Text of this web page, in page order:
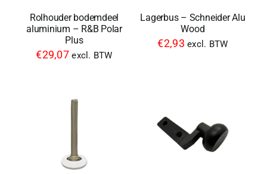
Rolhouder bodemdeel
aluminium – R&B Polar
Plus
€29,07 excl. BTW
Lagerbus – Schneider Alu
Wood
€2,93 excl. BTW